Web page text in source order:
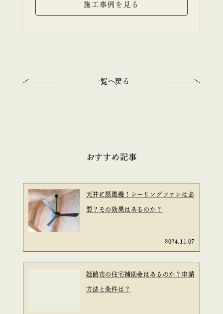
施工事例を見る
一覧へ戻る
おすすめ記事
天井に扇風機！シーリングファンは必
要？その効果はあるのか？
2024.11.07
姫路市の住宅補助金はあるのか？申請
方法と条件は？